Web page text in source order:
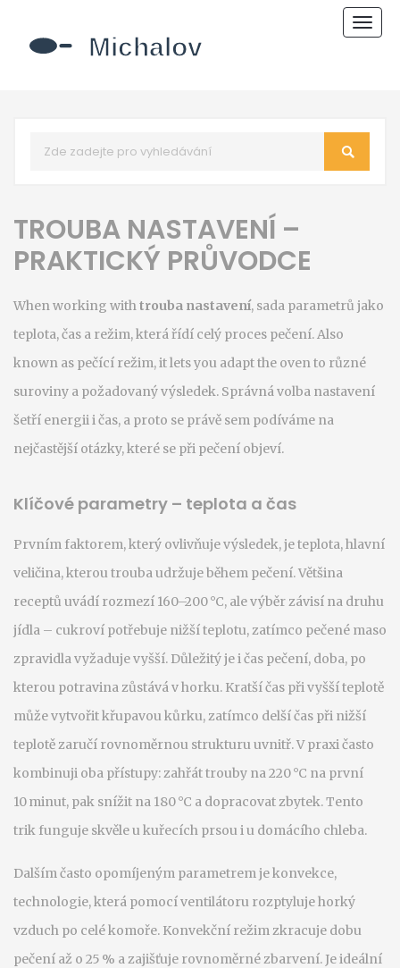
TROUBA NASTAVENÍ –
PRAKTICKÝ PRŮVODCE
When working withtrouba nastavení, sada parametrů jako
teplota, čas a režim, která řídí celý proces pečení. Also
known as pečící režim, it lets you adapt the oven to různé
suroviny a požadovaný výsledek. Správná volba nastavení
šetří energii i čas, a proto se právě sem podíváme na
nejčastější otázky, které se při pečení objeví.
Klíčové parametry – teplota a čas
Prvním faktorem, který ovlivňuje výsledek, jeteplota,hlavní
veličina, kterou trouba udržuje během pečení. Většina
receptů uvádí rozmezí 160–200 °C, ale výběr závisí na druhu
jídla – cukroví potřebuje nižší teplotu, zatímco pečené maso
zpravidla vyžaduje vyšší. Důležitý je ičas pečení, doba, po
kterou potravina zůstává v horku. Kratší čas při vyšší teplotě
může vytvořit křupavou kůrku, zatímco delší čas při nižší
teplotě zaručí rovnoměrnou strukturu uvnitř. V praxi často
kombinuji oba přístupy: zahřát trouby na 220 °C na první
10 minut, pak snížit na 180 °C a dopracovat zbytek. Tento
trik funguje skvěle u kuřecích prsou i u domácího chleba.
Dalším často opomíjeným parametrem jekonvekce,
technologie, která pomocí ventilátoru rozptyluje horký
vzduch po celé komoře. Konvekční režim zkracuje dobu
pečení až o 25 % a zajišťuje rovnoměrné zbarvení. Je ideální